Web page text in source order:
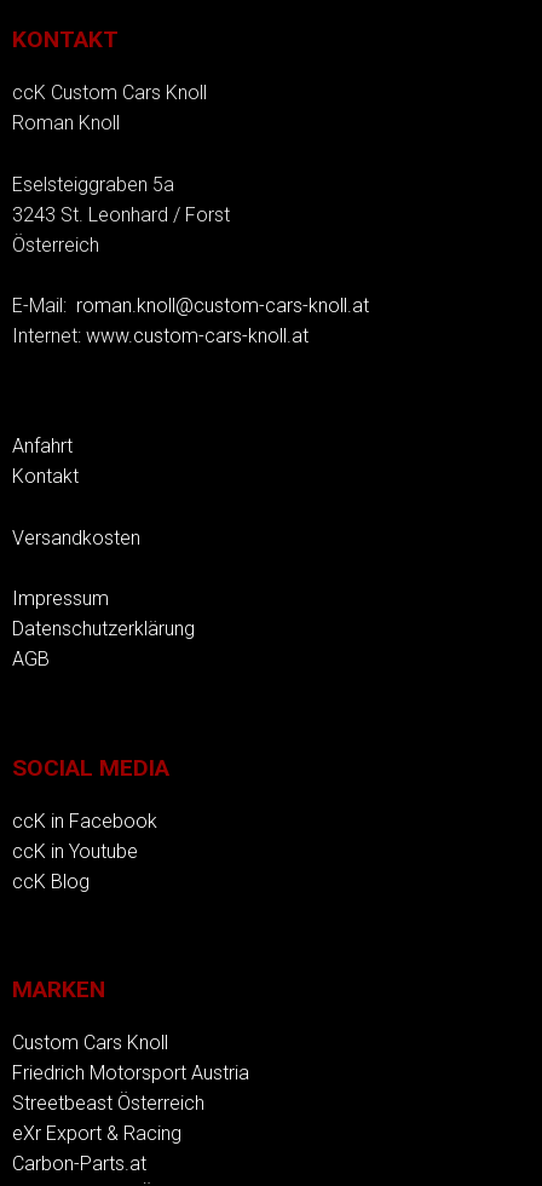
KONTAKT
ccK Custom Cars Knoll
Roman Knoll
Eselsteiggraben 5a
3243 St. Leonhard / Forst
Österreich
E-Mail: roman.knoll@custom-cars-knoll.at
Internet: www.custom-cars-knoll.at
Anfahrt
Kontakt
Versandkosten
Impressum
Datenschutzerklärung
AGB
SOCIAL MEDIA
ccK in Facebook
ccK in Youtube
ccK Blog
MARKEN
Custom Cars Knoll
Friedrich Motorsport Austria
Streetbeast Österreich
eXr Export & Racing
Carbon-Parts.at